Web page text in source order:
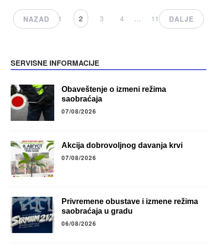
NAZAD 1 2 3 4 … 11 DALJE
SERVISNE INFORMACIJE
Obaveštenje o izmeni režima
saobraćaja
07/08/2026
Akcija dobrovoljnog davanja krvi
07/08/2026
Privremene obustave i izmene režima
saobraćaja u gradu
06/08/2026